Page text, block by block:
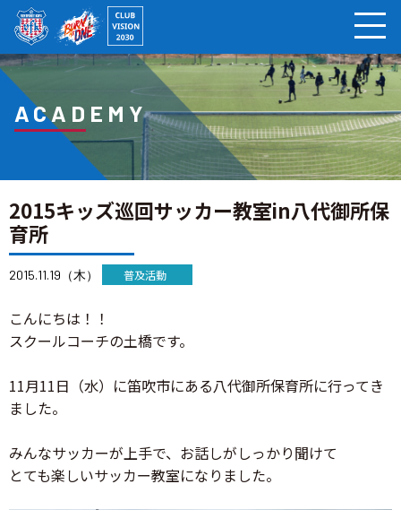
ACADEMY
2015キッズ巡回サッカー教室in八代御所保
育所
2015.11.19（木） 普及活動
こんにちは！！
スクールコーチの土橋です。
11月11日（水）に笛吹市にある八代御所保育所に行ってき
ました。
みんなサッカーが上手で、お話しがしっかり聞けて
とても楽しいサッカー教室になりました。